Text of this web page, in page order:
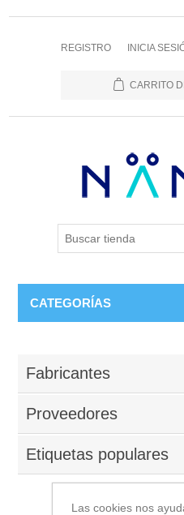
REGISTRO INICIA
CARRITO
CATEGORÍAS
Fabricantes
Proveedores
Etiquetas populares
Las cookies nos